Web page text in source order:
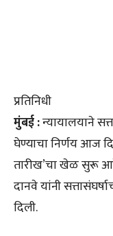
प्रतिनिधी
मुंबई :न्यायालयाने
घेण्याचा निर्णय आज
तारीख’चा खेळ सुरू आहे,
दानवे यांनी
दिली.